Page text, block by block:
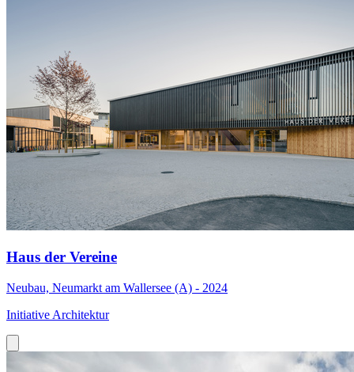
Haus der Vereine
Neubau, Neumarkt am Wallersee (A) - 2024
Initiative Architektur